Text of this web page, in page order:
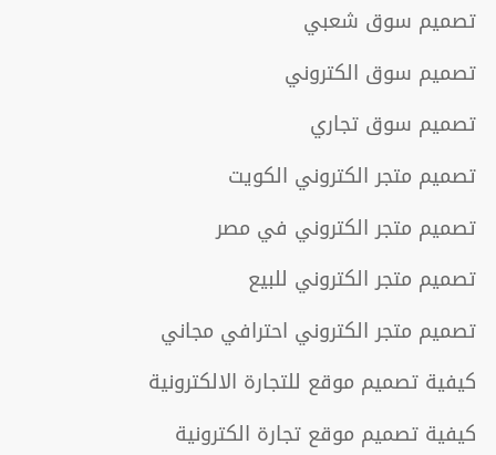
تصميم سوق شعبي
تصميم سوق الكتروني
تصميم سوق تجاري
تصميم متجر الكتروني الكويت
تصميم متجر الكتروني في مصر
تصميم متجر الكتروني للبيع
تصميم متجر الكتروني احترافي مجاني
كيفية تصميم موقع للتجارة الالكترونية
كيفية تصميم موقع تجارة الكترونية